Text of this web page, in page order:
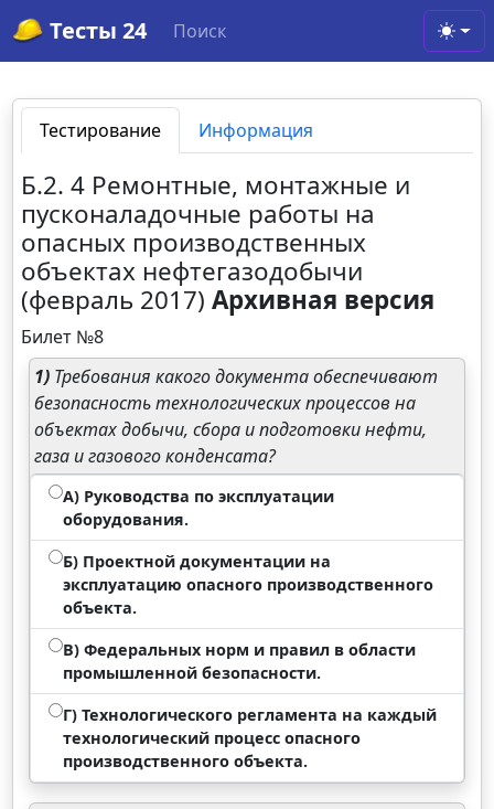
Тесты 24 Поиск
Тестирование Информация
Б.2. 4 Ремонтные, монтажные и
пусконаладочные работы на
опасных производственных
объектах нефтегазодобычи
(февраль 2017)Архивная версия
Билет №8
1) Требования какого документа обеспечивают
безопасность технологических процессов на
объектах добычи, сбора и подготовки нефти,
газа и газового конденсата?
А) Руководства по эксплуатации
оборудования.
Б) Проектной документации на
эксплуатацию опасного производственного
объекта.
В) Федеральных норм и правил в области
промышленной безопасности.
Г) Технологического регламента на каждый
технологический процесс опасного
производственного объекта.